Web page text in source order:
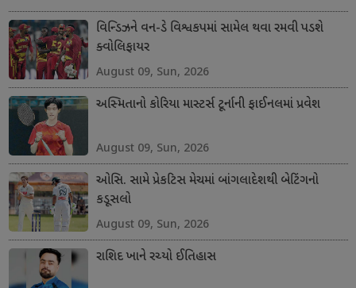
વિન્ડિઝને વન-ડે વિશ્વકપમાં સામેલ થવા રમવી પડશે
ક્વોલિફાયર
August 09, Sun, 2026
અસ્મિતાનો કોરિયા માસ્ટર્સ ટૂર્નાની ફાઈનલમાં પ્રવેશ
August 09, Sun, 2026
ઓસિ. સામે પ્રેકટિસ મેચમાં બાંગલાદેશથી બેટિંગનો
કડૂસલો
August 09, Sun, 2026
રાશિદ ખાને રચ્યો ઈતિહાસ